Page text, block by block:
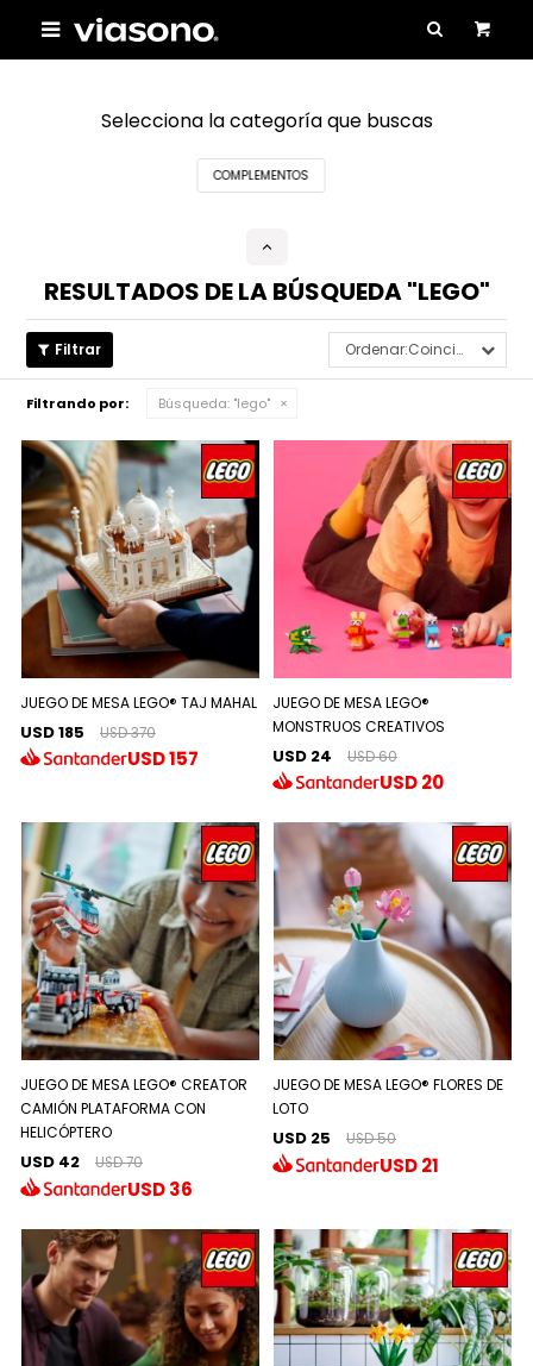

Selecciona la categoría que buscas
COMPLEMENTOS
RESULTADOS DE LA BÚSQUEDA "LEGO"
Coincidencia
Filtrando por: Búsqueda: "lego"
JUEGO DE MESA LEGO® TAJ MAHAL
USD 185 USD 370
USD157
JUEGO DE MESA LEGO®
MONSTRUOS CREATIVOS
USD 24 USD 60
USD20
JUEGO DE MESA LEGO® CREATOR
CAMIÓN PLATAFORMA CON
HELICÓPTERO
USD 42 USD 70
USD36
JUEGO DE MESA LEGO® FLORES DE
LOTO
USD 25 USD 50
USD21